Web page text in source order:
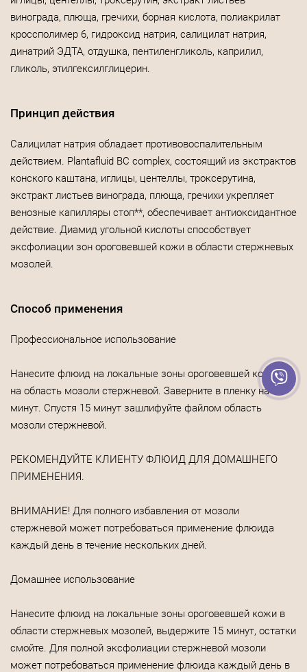
винограда, плюща, гречихи, борная кислота, полиакрилат
кроссполимер 6, гидроксид натрия, салицилат натрия,
динатрий ЭДТА, отдушка, пентиленгликоль, каприлил,
гликоль, этилгексилглицерин.
Принцип действия
Салицилат натрия обладает противовоспалительным
действием. Plantafluid BC complex, состоящий из экстрактов
конского каштана, иглицы, центеллы, троксерутина,
экстракт листьев винограда, плюща, гречихи укрепляет
венозные капилляры стоп**, обеспечивает антиоксидантное
действие. Диамид угольной кислоты способствует
эксфолиации зон ороговевшей кожи в области стержневых
мозолей.
Способ применения
Профессиональное использование
Нанесите флюид на локальные зоны ороговевшей кожи и
на область мозоли стержневой. Заверните в пленку на 15
минут. Спустя 15 минут зашлифуйте файлом область
мозоли стержневой.
РЕКОМЕНДУЙТЕ КЛИЕНТУ ФЛЮИД ДЛЯ ДОМАШНЕГО
ПРИМЕНЕНИЯ.
ВНИМАНИЕ! Для полного избавления от мозоли
стержневой может потребоваться применение флюида
каждый день в течение нескольких дней.
Домашнее использование
Нанесите флюид на локальные зоны ороговевшей кожи в
области стержневых мозолей, выдержите 15 минут, остатки
смойте. Для полной эксфолиации стержневой мозоли
может потребоваться применение флюида каждый день в